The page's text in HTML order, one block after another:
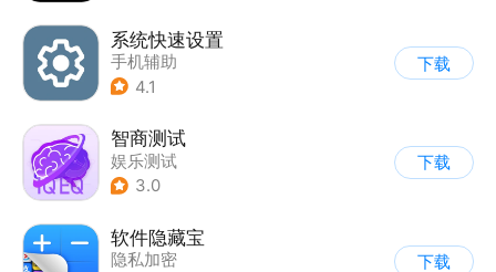
系统快速设置
手机辅助
4.1
下载
智商测试
娱乐测试
3.0
下载
软件隐藏宝
隐私加密
下载